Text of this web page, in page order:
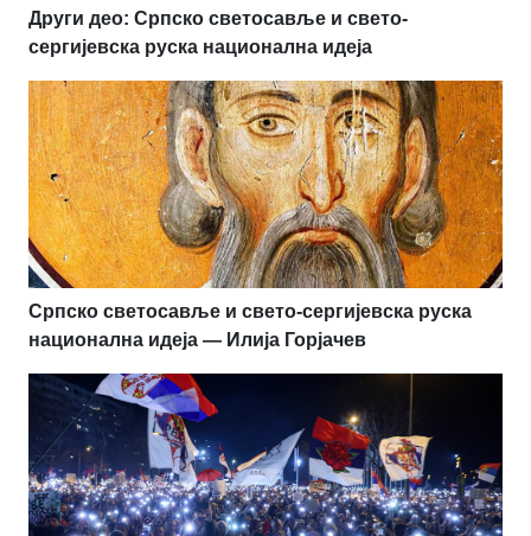
Други део: Српско светосавље и свето-
сергијевска руска национална идеја
Српско светосавље и свето-сергијевска руска
национална идеја — Илија Горјачев